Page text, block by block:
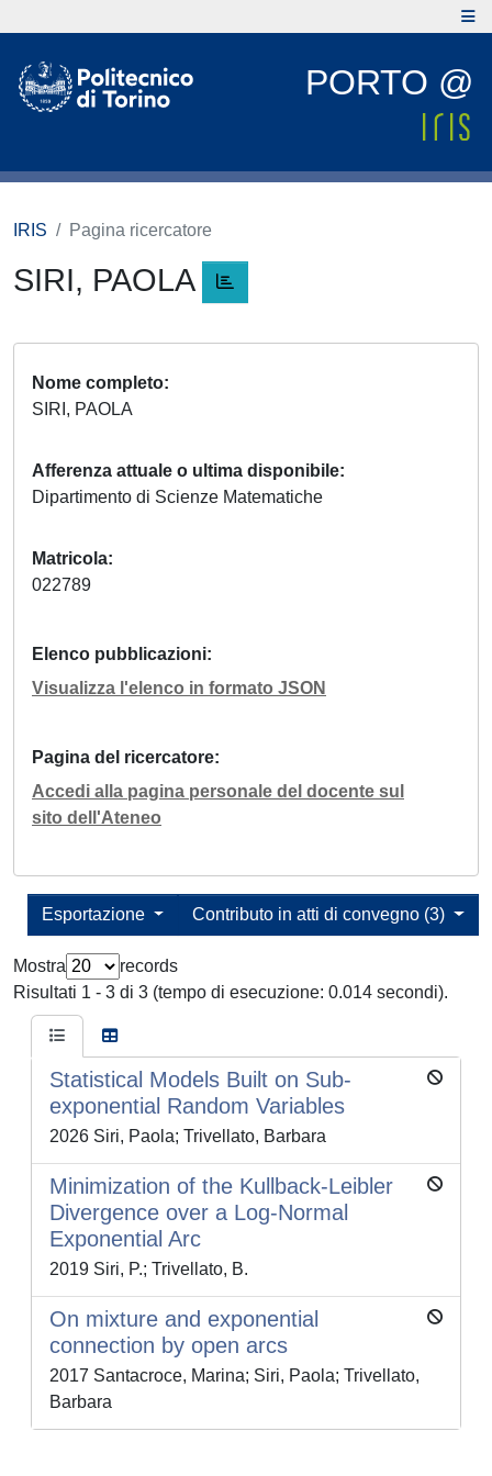
PORTO @
IRIS Pagina ricercatore
SIRI, PAOLA
Nome completo
SIRI, PAOLA
Afferenza attuale o ultima disponibile
Dipartimento di Scienze Matematiche
Matricola
022789
Elenco pubblicazioni
Visualizza l'elenco in formato JSON
Pagina del ricercatore
Accedi alla pagina personale del docente sul
sito dell'Ateneo
Contributo in atti di convegno (3)
Esportazione
Mostra
records
Risultati 1 - 3 di 3 (tempo di esecuzione: 0.014 secondi).
Statistical Models Built on Sub-
exponential Random Variables
2026 Siri, Paola; Trivellato, Barbara
Minimization of the Kullback-Leibler
Divergence over a Log-Normal
Exponential Arc
2019 Siri, P.; Trivellato, B.
On mixture and exponential
connection by open arcs
2017 Santacroce, Marina; Siri, Paola; Trivellato,
Barbara